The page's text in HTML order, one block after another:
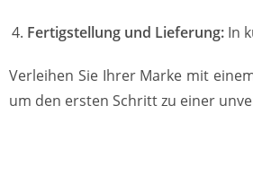
Fertigstellung und Lieferung: In
Verleihen Sie Ihrer Marke mit
um den ersten Schritt zu einer